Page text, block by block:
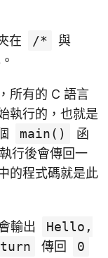
在 /*
與
所有的 C 語言
執行的，也就是
main()
函
行後會傳回一
的程式碼就是此
輸出
Hello,
傳回
0